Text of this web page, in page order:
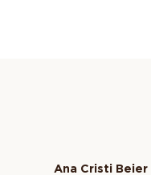
Ana Cristi Beier